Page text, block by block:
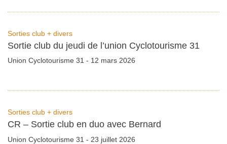
Sorties club + divers
Sortie club du jeudi de l’union Cyclotourisme 31
Union Cyclotourisme 31 - 12 mars 2026
Sorties club + divers
CR – Sortie club en duo avec Bernard
Union Cyclotourisme 31 - 23 juillet 2026